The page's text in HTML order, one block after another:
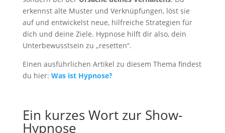
erkennst alte Muster und Verknüpfungen, löst sie
auf und entwickelst neue, hilfreiche Strategien für
dich und deine Ziele. Hypnose hilft dir also, dein
Unterbewusstsein zu „resetten“.
Einen ausführlichen Artikel zu diesem Thema findest
du hier: Was ist Hypnose?
Ein kurzes Wort zur Show-
Hypnose